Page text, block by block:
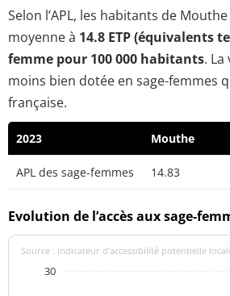
Selon l’APL, les habitants de
moyenne à 14.8 ETP (équivalents
femme pour 100 000 habitants.
moins bien dotée en sage-femmes
française.
2023 Mouthe
APL des sage-femmes 14.83
Evolution de l’accès aux sage-
Source : indicateur d’accessibilité potentielle
30